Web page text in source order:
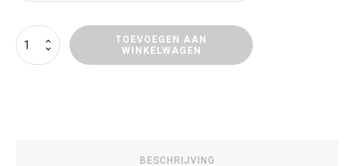
Deurpanelen
Renault
TOEVOEGEN AAN
WINKELWAGEN
BESCHRIJVING